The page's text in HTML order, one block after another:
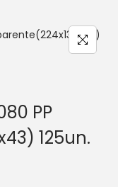
PP
125un.